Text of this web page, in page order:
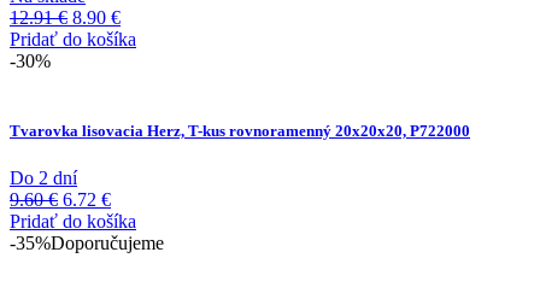
12.91€ Pôvodná
cena
8.90 €Aktuálna
cena
Pridať do košíka
-30%
Tvarovka lisovacia Herz, T-kus rovnoramenný 20x20x20, P722000
Do 2 dní
9.60€ Pôvodná
cena
bola:
6.72 €Aktuálna
cena
je:
Pridať do košíka
-35%Doporučujeme